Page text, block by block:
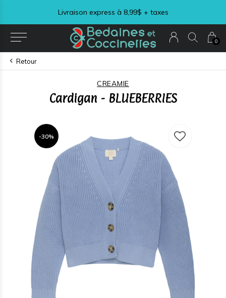
0
Livraison express à 8,99$ + taxes
Retour
CREAMIE
Cardigan - BLUEBERRIES
-30%